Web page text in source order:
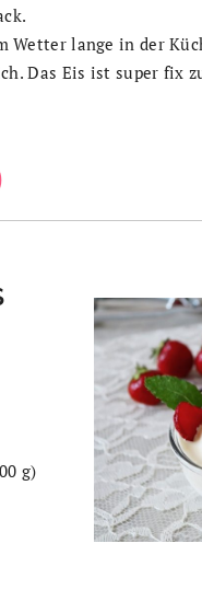
lange in der
Das Eis ist super fix
g)